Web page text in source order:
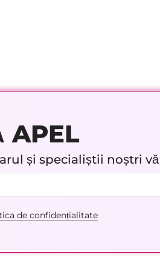
APEL
și specialiștii noștri
de confidențialitate